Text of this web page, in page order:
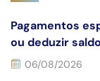
Pagamentos
ou deduzir
06/08/2026
Li e aceito a